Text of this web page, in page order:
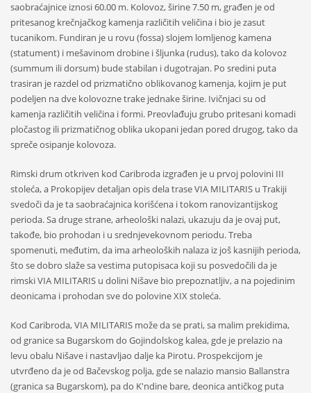
saobraćajnice iznosi 60.00 m. Kolovoz, širine 7.50 m, građen je od
pritesanog krečnjačkog kamenja različitih veličina i bio je zasut
tucanikom. Fundiran je u rovu (fossa) slojem lomljenog kamena
(statument) i mešavinom drobine i šljunka (rudus), tako da kolovoz
(summum ili dorsum) bude stabilan i dugotrajan. Po sredini puta
trasiran je razdel od prizmatično oblikovanog kamenja, kojim je put
podeljen na dve kolovozne trake jednake širine. Ivičnjaci su od
kamenja različitih veličina i formi. Preovlađuju grubo pritesani komadi
pločastog ili prizmatičnog oblika ukopani jedan pored drugog, tako da
spreče osipanje kolovoza.
Rimski drum otkriven kod Caribroda izgrađen je u prvoj polovini III
stoleća, a Prokopijev detaljan opis dela trase VIA MILITARIS u Trakiji
svedoči da je ta saobraćajnica korišćena i tokom ranovizantijskog
perioda. Sa druge strane, arheološki nalazi, ukazuju da je ovaj put,
takođe, bio prohodan i u srednjevekovnom periodu. Treba
spomenuti, međutim, da ima arheoloških nalaza iz još kasnijih perioda,
što se dobro slaže sa vestima putopisaca koji su posvedočili da je
rimski VIA MILITARIS u dolini Nišave bio prepoznatljiv, a na pojedinim
deonicama i prohodan sve do polovine XIX stoleća.
Kod Caribroda, VIA MILITARIS može da se prati, sa malim prekidima,
od granice sa Bugarskom do Gojindolskog kalea, gde je prelazio na
levu obalu Nišave i nastavljao dalje ka Pirotu. Prospekcijom je
utvrđeno da je od Bačevskog polja, gde se nalazio mansio Ballanstra
(granica sa Bugarskom), pa do K'ndine bare, deonica antičkog puta